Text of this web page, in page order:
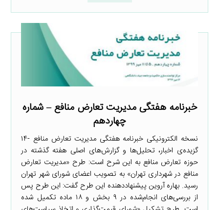
خبرنامه هفتگی مدیریت تعارض منافع – شماره
چهاردهم
نسخه الکترونیکی خبرنامه هفتگی مدیریت تعارض منافع -۱۴
گزیده‌ی اخبار، تحلیل‌ها و گزارش‌های اصلی هفته گذشته در
حوزه تعارض منافع به این شرح است: طرح «مدیریت تعارض
منافع در شهرداری تهران» به تصویب اعضای شورای شهر تهران
رسید. بهاره آروین پیشنهاددهنده این طرح گفت: این طرح پس
از بررسی‌های انجام‌شده در ۹ بخش و ۱۸ ماده تکمیل شده